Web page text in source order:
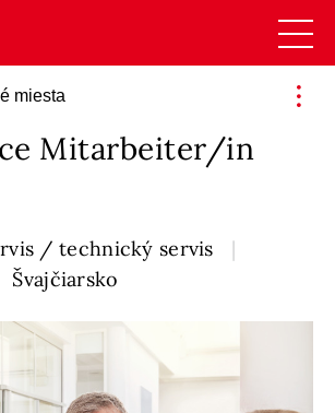
miesta
Mitarbeiter/in
/ technický servis
Švajčiarsko